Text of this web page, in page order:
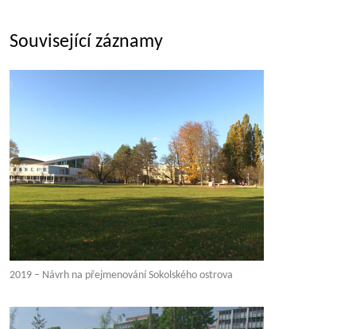
Související záznamy
2019 – Návrh na přejmenování Sokolského ostrova